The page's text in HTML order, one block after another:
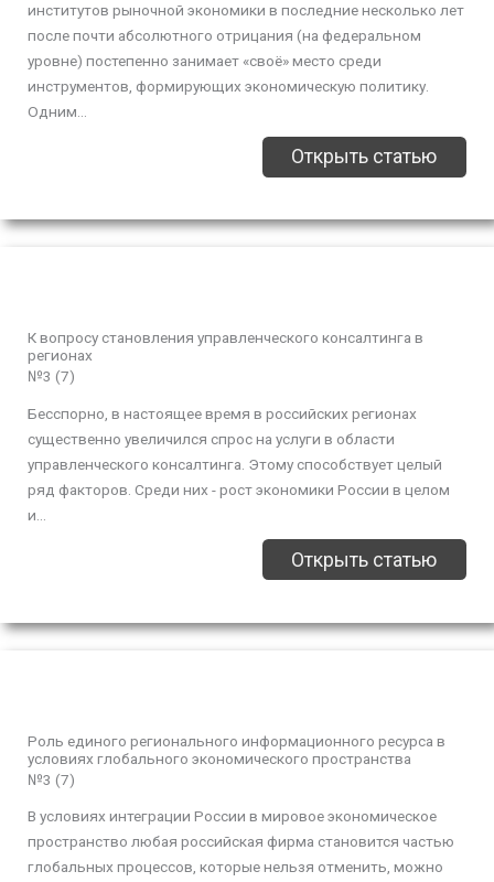
институтов рыночной экономики в последние несколько лет
после почти абсолютного отрицания (на федеральном
уровне) постепенно занимает «своё» место среди
инструментов, формирующих экономическую политику.
Одним...
Открыть статью
К вопросу становления управленческого консалтинга в
регионах
№3 (7)
Бесспорно, в настоящее время в российских регионах
существенно увеличился спрос на услуги в области
управленческого консалтинга. Этому способствует целый
ряд факторов. Среди них - рост экономики России в целом
и...
Открыть статью
Роль единого регионального информационного ресурса в
условиях глобального экономического пространства
№3 (7)
В условиях интеграции России в мировое экономическое
пространство любая российская фирма становится частью
глобальных процессов, которые нельзя отменить, можно